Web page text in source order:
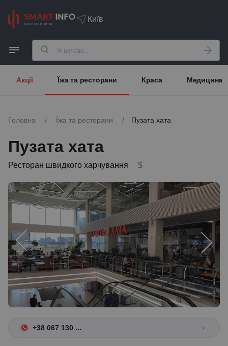
Київ
Акції Їжа та ресторани Краса Медицина
Головна / Їжа та ресторани / Пузата хата
Пузата хата
Ресторан швидкого харчування $
1 / 3
+38 067 130 ...